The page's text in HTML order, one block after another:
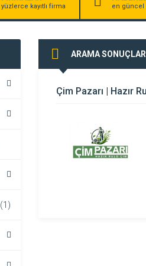
yüzlerce kayıtlı firma en güncel
(1)
ARAMA SONUÇLARI
Çim Pazarı | Hazır